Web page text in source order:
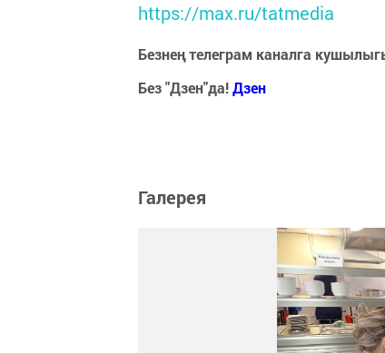
https://max.ru/tatmedia
Безнең телеграм каналга
Без "Дзен"да!Дзен
Галерея